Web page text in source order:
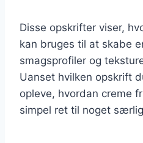
Disse opskrifter viser,
kan bruges til at skabe
smagsprofiler og
Uanset hvilken opskrift
opleve, hvordan creme
simpel ret til noget